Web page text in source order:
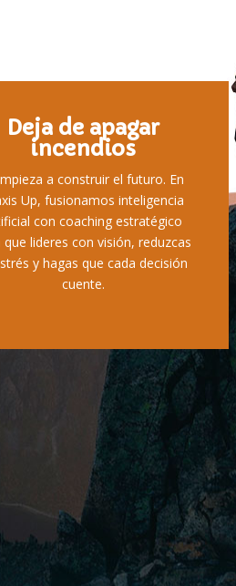
Deja de apagar
incendios
a construir el futuro. En
Up, fusionamos inteligencia
con coaching estratégico
que lideres con visión, reduzcas
y hagas que cada decisión
cuente.